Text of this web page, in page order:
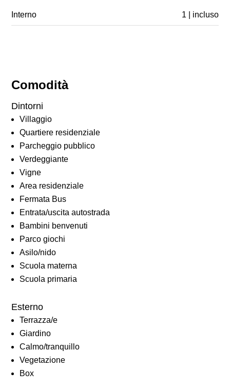
Comodità
Dintorni
Villaggio
Quartiere residenziale
Parcheggio pubblico
Verdeggiante
Vigne
Area residenziale
Fermata Bus
Entrata/uscita autostrada
Bambini benvenuti
Parco giochi
Asilo/nido
Scuola materna
Scuola primaria
Esterno
Terrazza/e
Giardino
Calmo/tranquillo
Vegetazione
Box
Interno 1 | incluso